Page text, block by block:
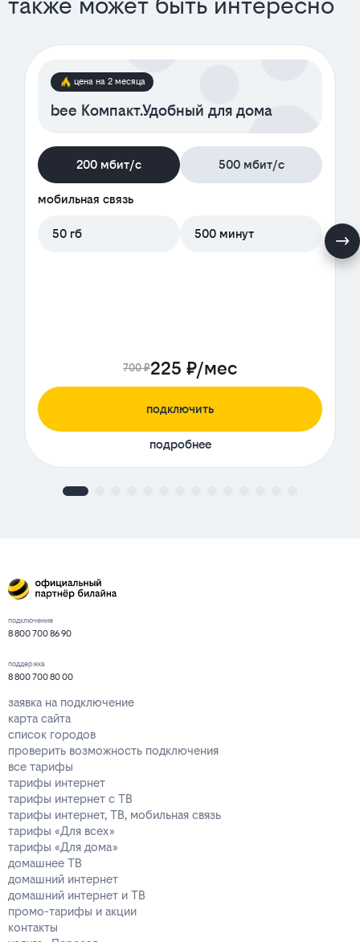
цена на 2 месяца
bee Компакт.Удобный для дома
200 мбит/с 500 мбит/с
мобильная связь
50 гб 500 минут
700 ₽225 ₽/мес
подключить
подробнее
подключение
8 800 700 86 90
поддержка
8 800 700 80 00
заявка на подключение
карта сайта
список городов
проверить возможность подключения
все тарифы
тарифы интернет
тарифы интернет с ТВ
тарифы интернет, ТВ, мобильная связь
тарифы «Для всех»
тарифы «Для дома»
домашнее ТВ
домашний интернет
домашний интернет и ТВ
промо-тарифы и акции
контакты